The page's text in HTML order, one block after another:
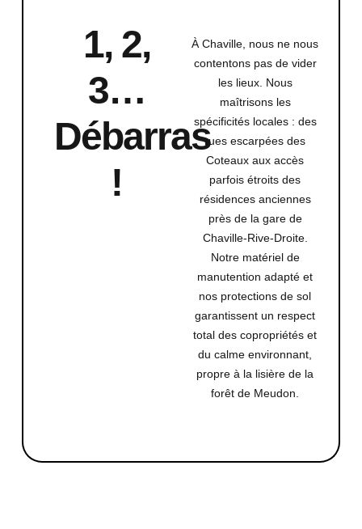
1, 2,
3…
Débarras
!
À Chaville, nous ne nous
contentons pas de vider
les lieux. Nous
maîtrisons les
spécificités locales : des
rues escarpées des
Coteaux aux accès
parfois étroits des
résidences anciennes
près de la gare de
Chaville-Rive-Droite.
Notre matériel de
manutention adapté et
nos protections de sol
garantissent un respect
total des copropriétés et
du calme environnant,
propre à la lisière de la
forêt de Meudon.